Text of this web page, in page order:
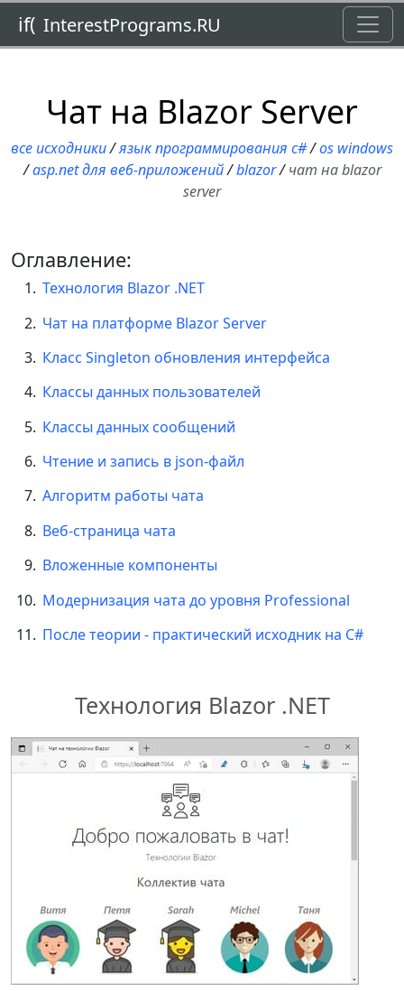
if( InterestPrograms.RU
Чат на Blazor Server
все исходники/язык программирования c#/os windows
/asp.net для веб-приложений/blazor/чат на blazor
server
Оглавление:
Технология Blazor .NET
Чат на платформе Blazor Server
Класс Singleton обновления интерфейса
Классы данных пользователей
Классы данных сообщений
Чтение и запись в json-файл
Алгоритм работы чата
Веб-страница чата
Вложенные компоненты
Модернизация чата до уровня Professional
После теории - практический исходник на C#
Технология Blazor .NET